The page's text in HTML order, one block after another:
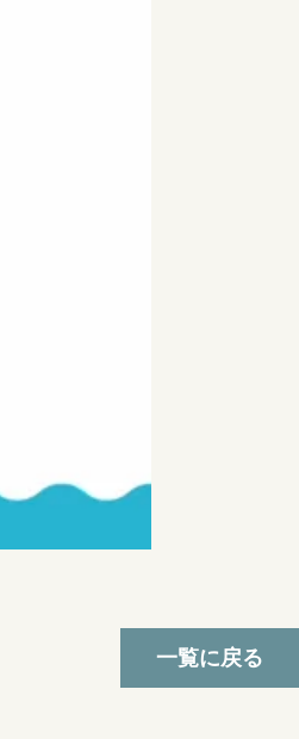
一覧に戻る